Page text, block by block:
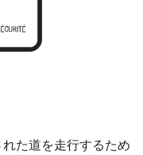
た道を走行するため